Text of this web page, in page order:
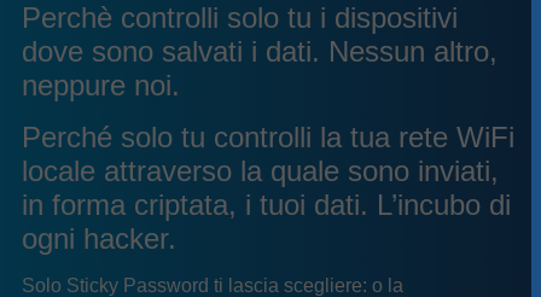
Perchè controlli solo tu i dispositivi
dove sono salvati i dati. Nessun altro,
neppure noi.
Perché solo tu controlli la tua rete WiFi
locale attraverso la quale sono inviati,
in forma criptata, i tuoi dati. L’incubo di
ogni hacker.
Solo Sticky Password ti lascia scegliere: o la